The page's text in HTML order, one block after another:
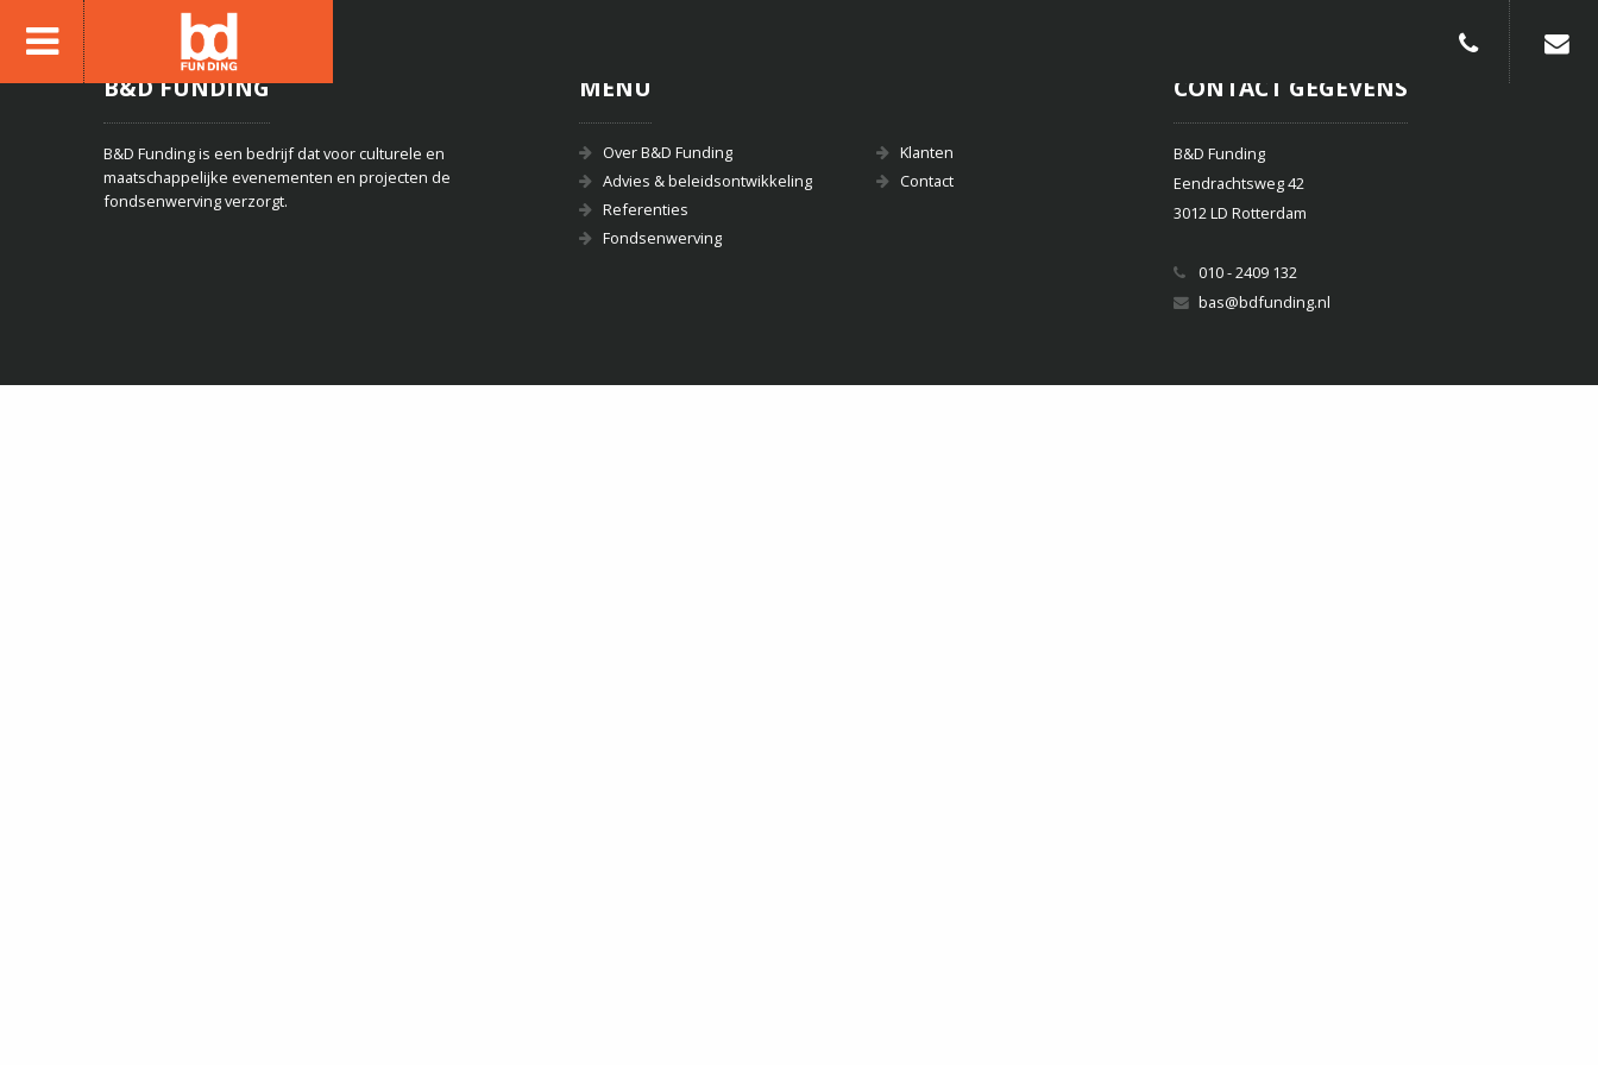
010-
B&D FUNDING
B&D Funding is een bedrijf dat voor culturele en
maatschappelijke evenementen en projecten de
fondsenwerving verzorgt.
MENU
Over B&D Funding
Advies & beleidsontwikkeling
Referenties
Fondsenwerving
Klanten
Contact
CONTACT GEGEVENS
B&D Funding
Eendrachtsweg 42
3012 LD Rotterdam
010 - 2409 132
bas@bdfunding.nl